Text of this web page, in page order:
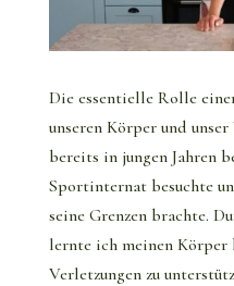
Die essentielle Rolle
unseren Körper und
bereits in jungen Jahren
Sportinternat besuchte
seine Grenzen brachte.
lernte ich meinen
Verletzungen zu